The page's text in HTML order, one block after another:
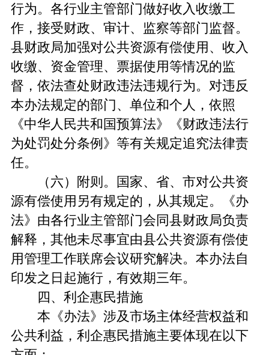
行为。各行业主管部门做好收入收缴工
作，接受财政、审计、监察等部门监督。
县财政局加强对公共资源有偿使用、收入
收缴、资金管理、票据使用等情况的监
督，依法查处财政违法违规行为。对违反
本办法规定的部门、单位和个人，依照
《中华人民共和国预算法》《财政违法行
为处罚处分条例》等有关规定追究法律责
任。
（六）附则。国家、省、市对公共资
源有偿使用另有规定的，从其规定。《办
法》由各行业主管部门会同县财政局负责
解释，其他未尽事宜由县公共资源有偿使
用管理工作联席会议研究解决。本办法自
印发之日起施行，有效期三年。
四、利企惠民措施
本《办法》涉及市场主体经营权益和
公共利益，利企惠民措施主要体现在以下